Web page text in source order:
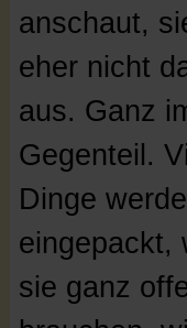
anschaut,
eher nicht
aus. Ganz
Gegenteil.
Dinge
eingepackt,
sie ganz